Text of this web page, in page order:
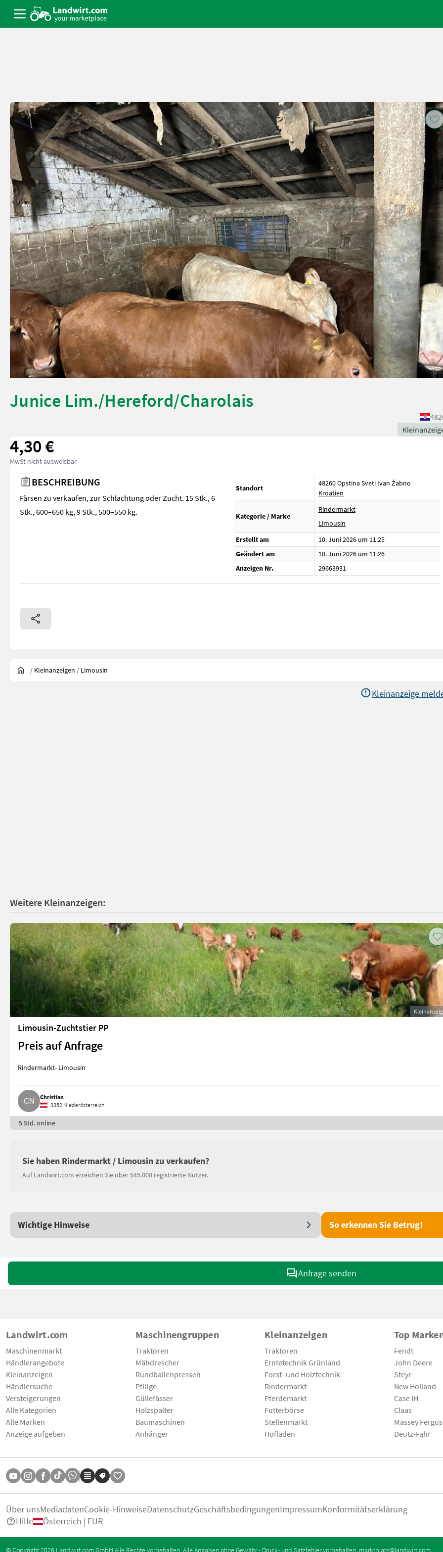
Junice Lim./Hereford/Charolais
4,30 €
MwSt nicht ausweisbar
BESCHREIBUNG
Färsen zu verkaufen, zur Schlachtung oder Zucht. 15 Stk., 6
Stk., 600–650 kg, 9 Stk., 500–550 kg.
Standort
48260 Opstina Sveti Ivan Žabno
Kroatien
Kategorie / Marke
Rindermarkt
Limousin
Erstellt am
10. Juni 2026 um 11:25
Geändert am
10. Juni 2026 um 11:26
Anzeigen Nr.
29663931
/ Kleinanzeigen / Limousin
Kleinanzeige
Weitere Kleinanzeigen:
Limousin-Zuchtstier PP
Preis auf Anfrage
Rindermarkt- Limousin
Christian
3352 Niederösterreich
5 Std. online
Sie haben Rindermarkt / Limousin zu verkaufen?
Auf Landwirt.com erreichen Sie über 545.000 registrierte Nutzer.
Wichtige Hinweise So erkennen Sie Betrug!
Anfrage senden
Landwirt.com
Maschinenmarkt
Händlerangebote
Kleinanzeigen
Händlersuche
Versteigerungen
Alle Kategorien
Alle Marken
Anzeige aufgeben
Maschinengruppen
Traktoren
Mähdrescher
Rundballenpressen
Pflüge
Güllefässer
Holzspalter
Baumaschinen
Anhänger
Kleinanzeigen
Traktoren
Erntetechnik Grünland
Forst- und Holztechnik
Rindermarkt
Pferdemarkt
Futterbörse
Stellenmarkt
Hofladen
Top
Fendt
John Deere
Steyr
New Holland
Case IH
Claas
Massey
Deutz-Fahr
Über unsMediadatenCookie-HinweiseDatenschutzGeschäftsbedingungenImpressumKonformitätserklärung
Hilfe
Österreich | EUR
© Copyright 2026 Landwirt.com GmbH Alle Rechte vorbehalten. Alle Angaben ohne Gewähr - Druck- und Satzfehler vorbehalten. marktplatz@landwirt.com